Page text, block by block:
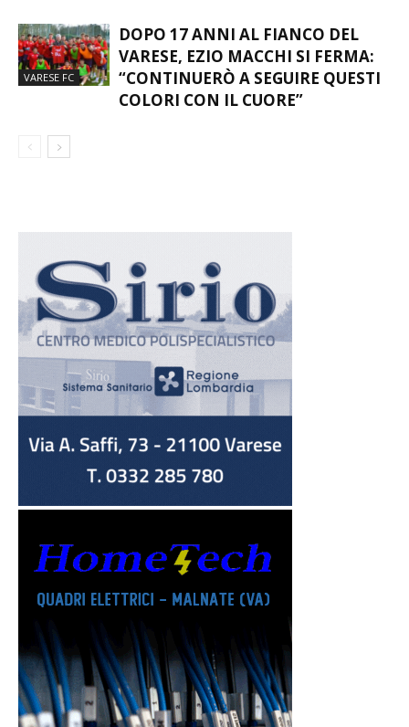
VARESE FC
DOPO 17 ANNI AL FIANCO DEL
VARESE, EZIO MACCHI SI FERMA:
“CONTINUERÒ A SEGUIRE QUESTI
COLORI CON IL CUORE”